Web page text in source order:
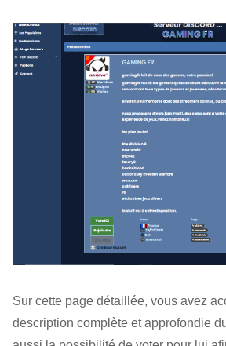
Sur cette page détaillée, vous avez
description complète et approfondie